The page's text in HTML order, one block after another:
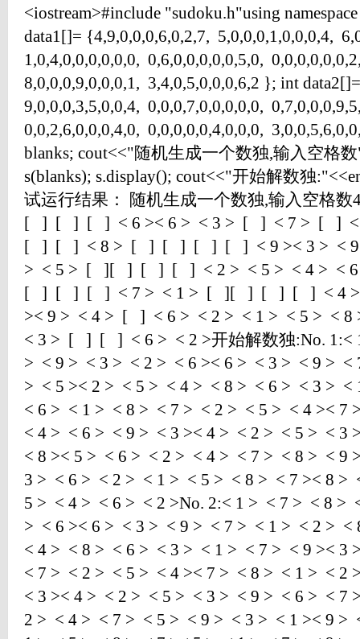
<iostream>#include "sudoku.h"using
data1[]= {4,9,0,0,0,6,0,2,7, 5,0,0,0,1,0,0,0,4,
1,0,4,0,0,0,0,0,0, 0,6,0,0,0,0,0,5,0,
8,0,0,0,9,0,0,0,1, 3,4,0,5,0,0,0,6,2 }; int
9,0,0,0,3,5,0,0,4, 0,0,0,7,0,0,0,0,0,
0,0,2,6,0,0,0,4,0, 0,0,0,0,0,4,0,0,0,
blanks; cout<<"随机生成一个数独,输入空格
s(blanks); s.display(); cout<<"开始解数独
试运行结果： 随机生成一个数独,输入空
[ ] [ ] [ ] < 6 >< 6 > < 3 > [ ] < 7 > [ ] <
[ ] [ ] < 8 > [ ] [ ] [ ] [ ] < 9 >< 3 > <
> < 5 > [ ][ ] [ ] [ ] < 2 > < 5 > < 4 > <
[ ] [ ] [ ] < 7 > < 1 > [ ][ ] [ ] [ ] < 4 >
>< 9 > < 4 > [ ] < 6 > < 2 > < 1 > < 5 >
< 3 > [ ] [ ] < 6 > < 2 >开始解数独:No. 1:<
> < 9 > < 3 > < 2 > < 6 >< 6 > < 3 > < 9 >
> < 5 >< 2 > < 5 > < 4 > < 8 > < 6 > < 3 >
< 6 > < 1 > < 8 > < 7 > < 2 > < 5 > < 4 >< 7
< 4 > < 6 > < 9 > < 3 >< 4 > < 2 > < 5 > < 3
< 8 >< 5 > < 6 > < 2 > < 4 > < 7 > < 8 > < 9
3 > < 6 > < 2 > < 1 > < 5 > < 8 > < 7 >< 8 >
5 > < 4 > < 6 > < 2 >No. 2:< 1 > < 7 > < 8 >
> < 6 >< 6 > < 3 > < 9 > < 7 > < 1 > < 2 >
< 4 > < 8 > < 6 > < 3 > < 1 > < 7 > < 9 >< 3
< 7 > < 2 > < 5 > < 4 >< 7 > < 8 > < 1 > < 2
< 3 >< 4 > < 2 > < 5 > < 3 > < 9 > < 6 > < 7
2 > < 4 > < 7 > < 5 > < 9 > < 3 > < 1 >< 9 >